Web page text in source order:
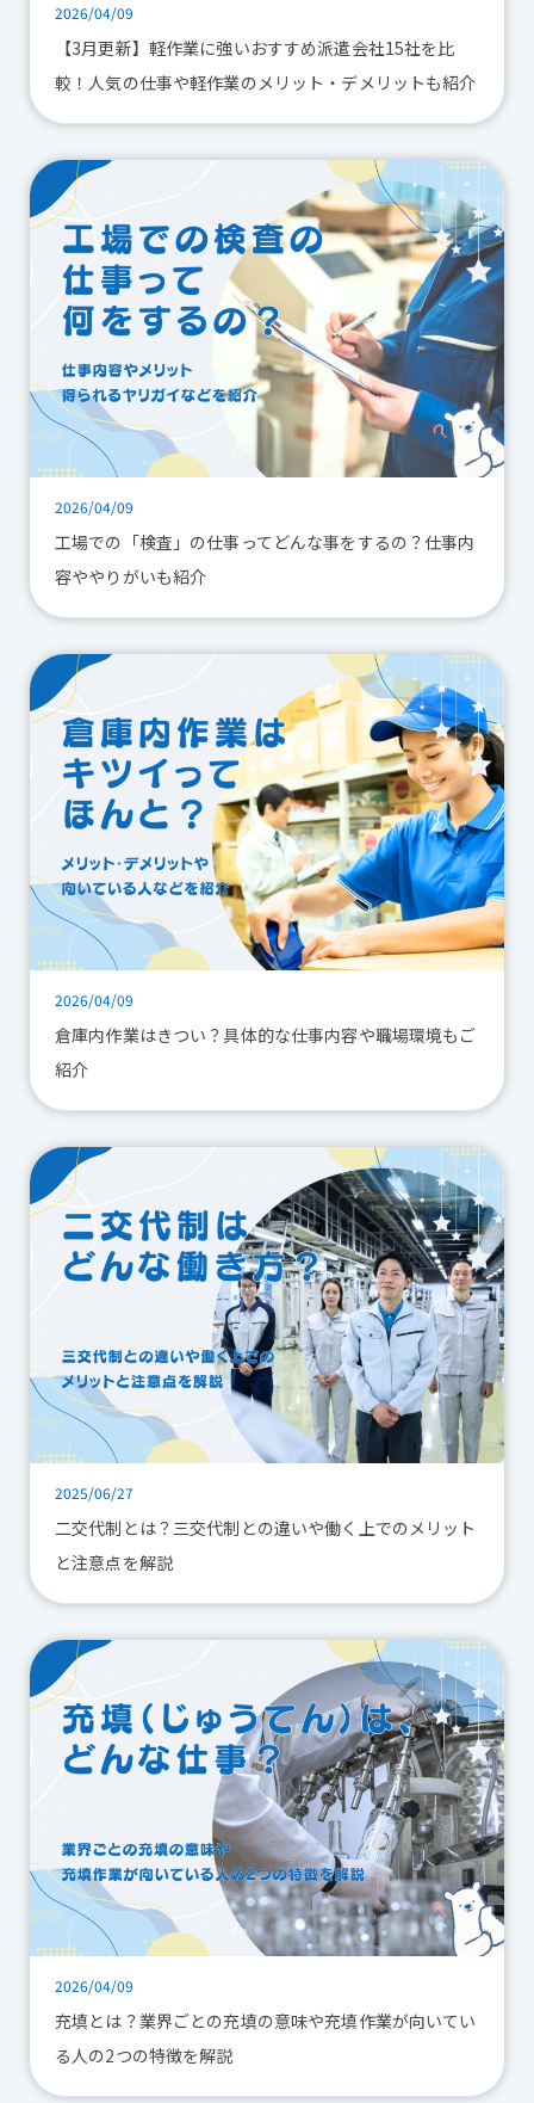
2026/04/09
【3月更新】軽作業に強いおすすめ派遣会社15社を比
較！人気の仕事や軽作業のメリット・デメリットも紹介
2026/04/09
工場での「検査」の仕事ってどんな事をするの？仕事内
容ややりがいも紹介
2026/04/09
倉庫内作業はきつい？具体的な仕事内容や職場環境もご
紹介
2025/06/27
二交代制とは？三交代制との違いや働く上でのメリット
と注意点を解説
2026/04/09
充填とは？業界ごとの充填の意味や充填作業が向いてい
る人の2つの特徴を解説